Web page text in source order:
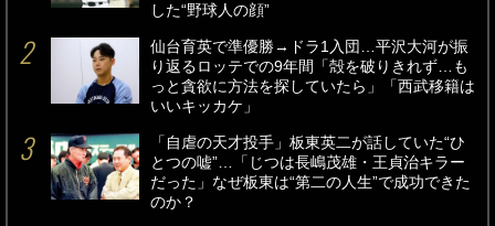
した“野球人の顔”
仙台育英で準優勝→ドラ1入団…平沢大河が振
り返るロッテでの9年間「殻を破りきれず…も
っと貪欲に方法を探していたら」「西武移籍は
いいキッカケ」
「自虐の天才投手」板東英二が話していた“ひ
とつの嘘”…「じつは長嶋茂雄・王貞治キラー
だった」なぜ板東は“第二の人生”で成功できた
のか？